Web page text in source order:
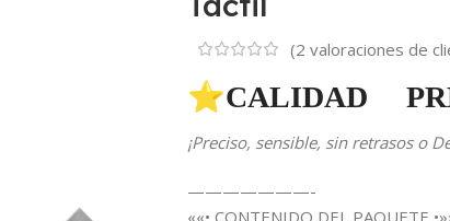
(2 valoraciones de
⭐CALIDAD
¡Preciso, sensible, sin retrasos o
———————-
««• CONTENIDO DEL PAQUETE